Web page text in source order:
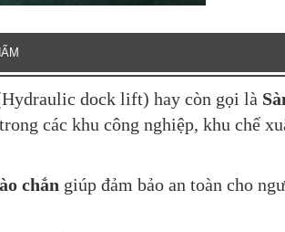
dock lift) hay còn gọi là
các khu công nghiệp, khu chế
chắn giúp đảm bảo an toàn cho